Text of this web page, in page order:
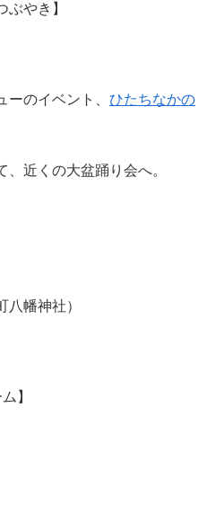
ぶやき】
ーのイベント、 ひたちなかの
、近くの大盆踊り会へ。
幡神社）
】